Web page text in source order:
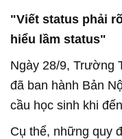
"Viết status phải
hiểu lầm status"
Ngày 28/9, Trường
đã ban hành Bản
cầu học sinh khi
Cụ thể, những quy